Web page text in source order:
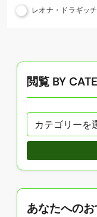
む レオナ・ドラギッチ
閲覧 BY
あなたへの